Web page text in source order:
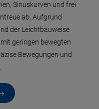
Sinuskurven und frei
ab. Aufgrund
der Leichtbauweise
geringen bewegten
Bewegungen und